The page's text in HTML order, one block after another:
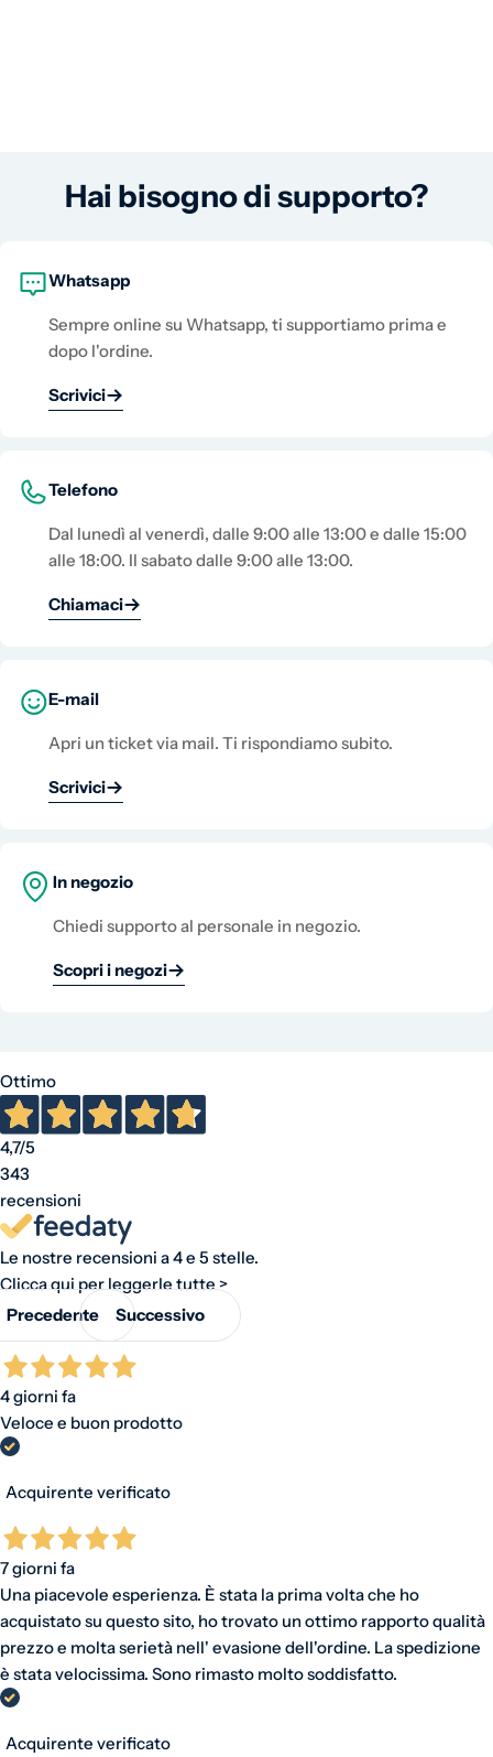
Hai bisogno di supporto?
Whatsapp
Sempre online su Whatsapp, ti supportiamo prima e
dopo l'ordine.
Scrivici
Telefono
Dal lunedì al venerdì, dalle 9:00 alle 13:00 e dalle 15:00
alle 18:00. Il sabato dalle 9:00 alle 13:00.
Chiamaci
E-mail
Apri un ticket via mail. Ti rispondiamo subito.
Scrivici
In negozio
Chiedi supporto al personale in negozio.
Scopri i negozi
Ottimo
4,7/5
343
recensioni
Le nostre recensioni a 4 e 5 stelle.
Clicca qui per leggerle tutte >
Precedente
Successivo
4 giorni fa
Veloce e buon prodotto
Acquirente verificato
7 giorni fa
Una piacevole esperienza. È stata la prima volta che ho
acquistato su questo sito, ho trovato un ottimo rapporto qualità
prezzo e molta serietà nell' evasione dell'ordine. La spedizione
è stata velocissima. Sono rimasto molto soddisfatto.
Acquirente verificato